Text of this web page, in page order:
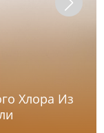
Хлора Из